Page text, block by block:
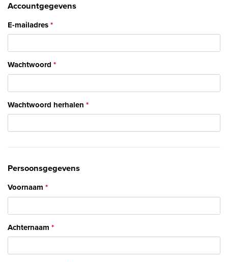
Accountgegevens
E-mailadres
Wachtwoord
Wachtwoord herhalen
Persoonsgegevens
Voornaam
Achternaam